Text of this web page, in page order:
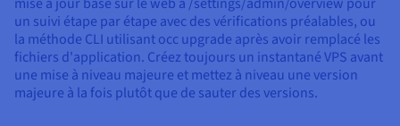
un suivi étape par étape avec des vérifications préalables, ou
la méthode CLI utilisant occ upgrade après avoir remplacé les
fichiers d'application. Créez toujours un instantané VPS avant
une mise à niveau majeure et mettez à niveau une version
majeure à la fois plutôt que de sauter des versions.